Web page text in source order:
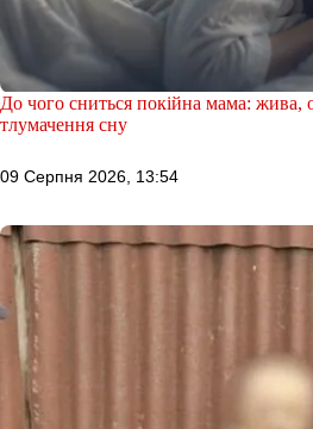
До чого сниться покійна мама: жива,
тлумачення сну
09 Серпня 2026, 13:54